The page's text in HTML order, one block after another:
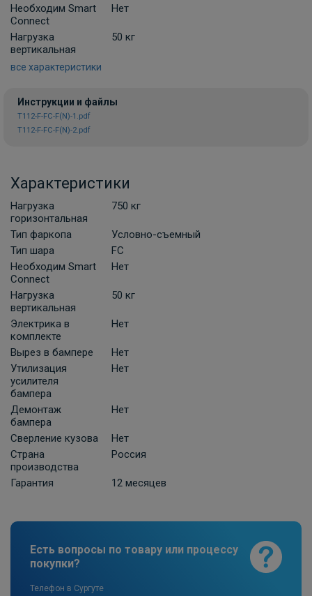
(Россия)
В НАЛИЧИИ
Комплект универсальной
700 ₽
В корзину
Комплект универсальной электрики
ПОД ЗАКАЗ ОТ 10 ДНЕЙ
КонцептАвто с блоком согласования
ПОД ЗАКАЗ ОТ 10 ДНЕЙ
11 740 ₽
В корзину
Розетка к ТСУ EDV 7P с электрожгутом
1,9 м в пакете (улучшенная) Bosal-VFM
по запросу
Необходим Smart
Connect
Нет
Нагрузка
вертикальная
50 кг
все характеристики
Инструкции и файлы
T112-F-FC-F(N)-1.pdf
T112-F-FC-F(N)-2.pdf
Характеристики
Нагрузка
горизонтальная
750 кг
Тип фаркопа
Условно-съемный
Тип шара
FC
Необходим Smart
Connect
Нет
Нагрузка
вертикальная
50 кг
Электрика в
комплекте
Нет
Вырез в бампере
Нет
Утилизация
усилителя
бампера
Нет
Демонтаж
бампера
Нет
Сверление кузова
Нет
Страна
производства
Россия
Гарантия 12 месяцев
Есть вопросы по товару или процессу
покупки?
Телефон в Сургуте